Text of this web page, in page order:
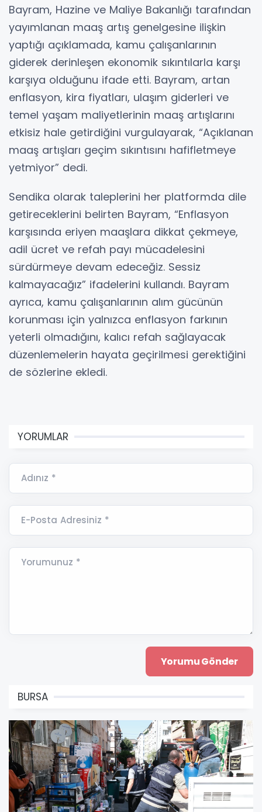
Bayram, Hazine ve Maliye Bakanlığı tarafından
yayımlanan maaş artış genelgesine ilişkin
yaptığı açıklamada, kamu çalışanlarının
giderek derinleşen ekonomik sıkıntılarla karşı
karşıya olduğunu ifade etti. Bayram, artan
enflasyon, kira fiyatları, ulaşım giderleri ve
temel yaşam maliyetlerinin maaş artışlarını
etkisiz hale getirdiğini vurgulayarak, “Açıklanan
maaş artışları geçim sıkıntısını hafifletmeye
yetmiyor” dedi.
Sendika olarak taleplerini her platformda dile
getireceklerini belirten Bayram, “Enflasyon
karşısında eriyen maaşlara dikkat çekmeye,
adil ücret ve refah payı mücadelesini
sürdürmeye devam edeceğiz. Sessiz
kalmayacağız” ifadelerini kullandı. Bayram
ayrıca, kamu çalışanlarının alım gücünün
korunması için yalnızca enflasyon farkının
yeterli olmadığını, kalıcı refah sağlayacak
düzenlemelerin hayata geçirilmesi gerektiğini
de sözlerine ekledi.
YORUMLAR
Adınız *
E-Posta Adresiniz *
Yorumunuz *
BURSA